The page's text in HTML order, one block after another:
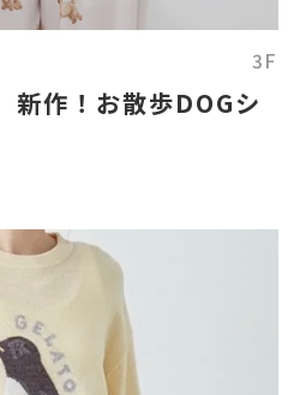
3F
作！お散歩DOGシ